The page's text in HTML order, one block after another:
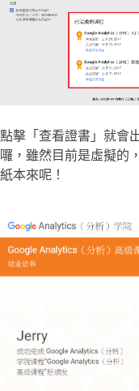
點擊「查看證書」就會
囉，雖然目前是虛擬的
紙本來呢！